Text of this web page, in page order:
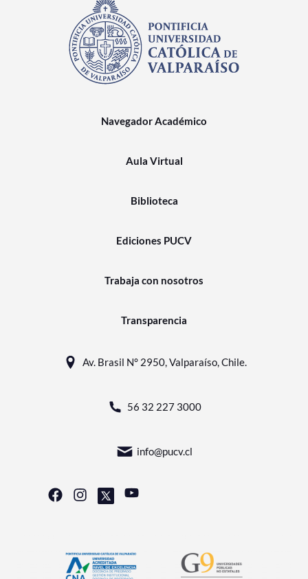
Navegador Académico
Aula Virtual
Biblioteca
Ediciones PUCV
Trabaja con nosotros
Transparencia
Av. Brasil N° 2950, Valparaíso, Chile.
56 32 227 3000
info@pucv.cl